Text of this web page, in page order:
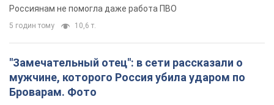
Россиянам не помогла даже работа ПВО
5 годин тому 10,6 т.
"Замечательный отец": в сети рассказали о
мужчине, которого Россия убила ударом по
Броварам. Фото